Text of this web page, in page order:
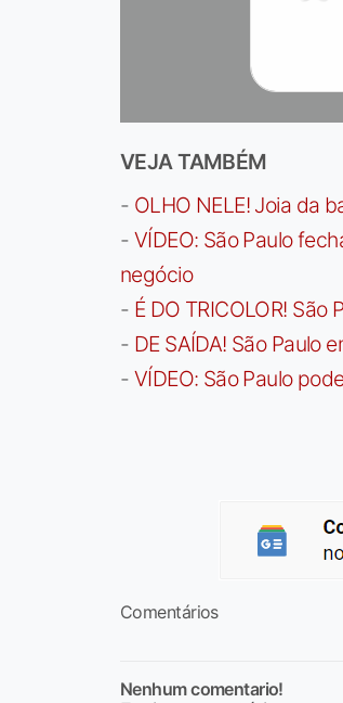
VEJA TAMBÉM
- OLHO NELE! Joia da
- VÍDEO: São Paulo
negócio
- É DO TRICOLOR!
- DE SAÍDA! São Paulo
- VÍDEO: São Paulo
Comentários
Nenhum comentario!